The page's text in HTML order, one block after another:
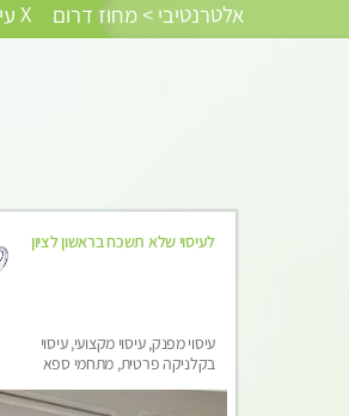
אלטרנטיבי > מחוז דרום X עיסוי מגבר לגבר
לעיסוי שלא תשכח בראשון לציון
עיסוי מפנק, עיסוי מקצועי, עיסוי
בקלניקה פרטית, מתחמי ספא